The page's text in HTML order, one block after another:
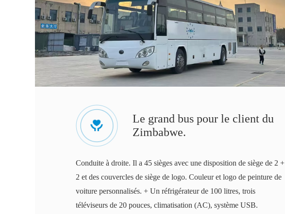
Le grand bus pour le client du
Zimbabwe.
Conduite à droite. Il a 45 sièges avec une disposition de siège de 2 +
2 et des couvercles de siège de logo. Couleur et logo de peinture de
voiture personnalisés. + Un réfrigérateur de 100 litres, trois
téléviseurs de 20 pouces, climatisation (AC), système USB.